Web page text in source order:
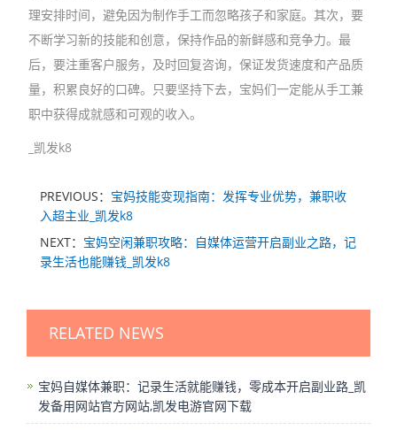
理安排时间，避免因为制作手工而忽略孩子和家庭。其次，要
不断学习新的技能和创意，保持作品的新鲜感和竞争力。最
后，要注重客户服务，及时回复咨询，保证发货速度和产品质
量，积累良好的口碑。只要坚持下去，宝妈们一定能从手工兼
职中获得成就感和可观的收入。
_凯发k8
PREVIOUS： 宝妈技能变现指南：发挥专业优势，兼职收
入超主业_凯发k8
NEXT： 宝妈空闲兼职攻略：自媒体运营开启副业之路，记
录生活也能赚钱_凯发k8
RELATED NEWS
宝妈自媒体兼职：记录生活就能赚钱，零成本开启副业路_凯
发备用网站官方网站,凯发电游官网下载